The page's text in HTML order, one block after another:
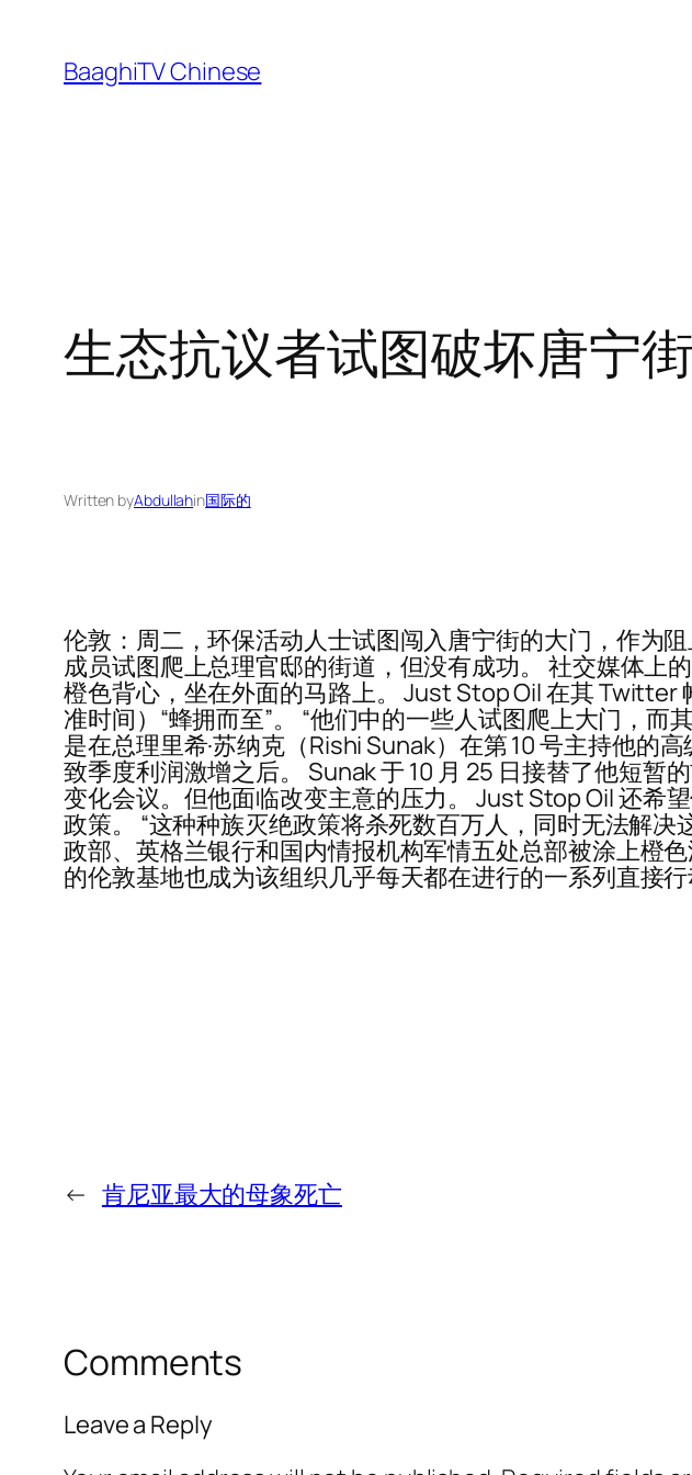
content
BaaghiTV Chinese
生态抗议者试图破坏唐宁
Written byAbdullahin国际的
伦敦：周二，环保活动人士试图闯入唐宁街的大门，作为
成员试图爬上总理官邸的街道，但没有成功。 社交媒体上
橙色背心，坐在外面的马路上。 Just Stop Oil 在其 Twitter
准时间）“蜂拥而至”。 “他们中的一些人试图爬上大门，
是在总理里希·苏纳克（Rishi Sunak）在第 10 号主持他的
致季度利润激增之后。 Sunak 于 10 月 25 日接替了他短暂
变化会议。但他面临改变主意的压力。 Just Stop Oil 还希
政策。 “这种种族灭绝政策将杀死数百万人，同时无法解
政部、英格兰银行和国内情报机构军情五处总部被涂上橙
的伦敦基地也成为该组织几乎每天都在进行的一系列直接行
← 肯尼亚最大的母象死亡
Comments
Leave a Reply